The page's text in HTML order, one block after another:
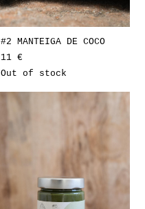
#2 MANTEIGA DE COCO
11 €
Out of stock